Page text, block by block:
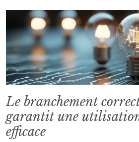
Le branchement
garantit une utilisation
efficace